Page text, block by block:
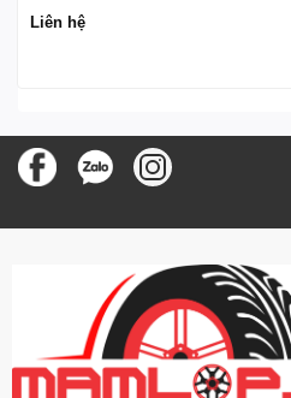
Liên hệ